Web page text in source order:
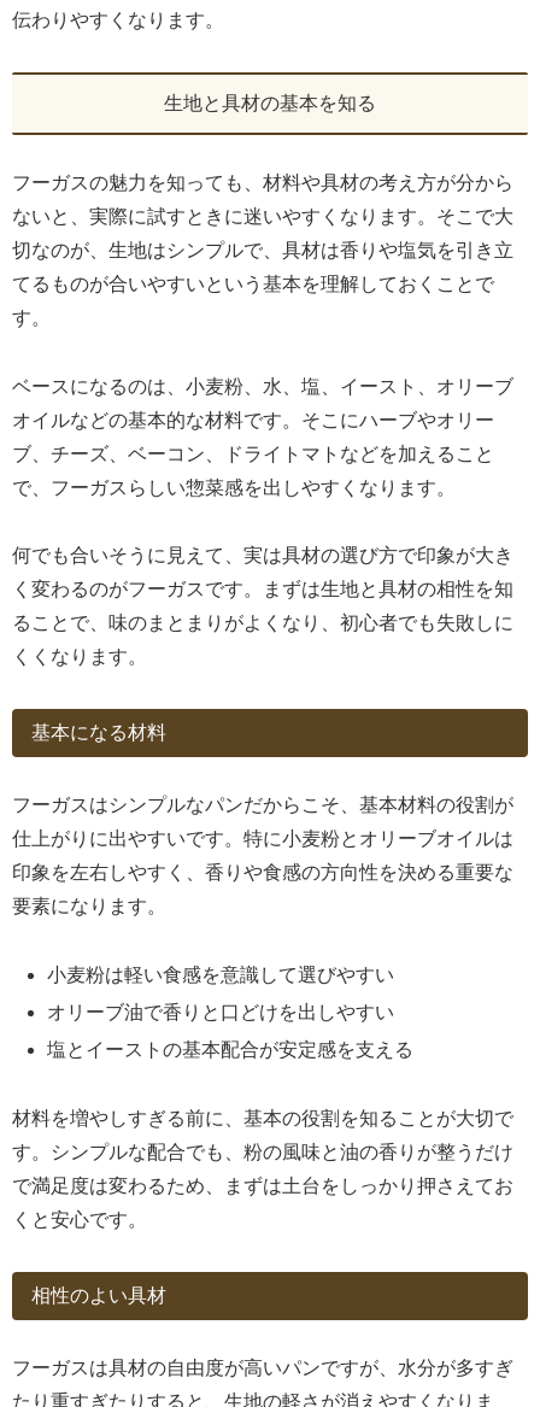
伝わりやすくなります。
生地と具材の基本を知る
フーガスの魅力を知っても、材料や具材の考え方が分から
ないと、実際に試すときに迷いやすくなります。そこで大
切なのが、生地はシンプルで、具材は香りや塩気を引き立
てるものが合いやすいという基本を理解しておくことで
す。
ベースになるのは、小麦粉、水、塩、イースト、オリーブ
オイルなどの基本的な材料です。そこにハーブやオリー
ブ、チーズ、ベーコン、ドライトマトなどを加えること
で、フーガスらしい惣菜感を出しやすくなります。
何でも合いそうに見えて、実は具材の選び方で印象が大き
く変わるのがフーガスです。まずは生地と具材の相性を知
ることで、味のまとまりがよくなり、初心者でも失敗しに
くくなります。
基本になる材料
フーガスはシンプルなパンだからこそ、基本材料の役割が
仕上がりに出やすいです。特に小麦粉とオリーブオイルは
印象を左右しやすく、香りや食感の方向性を決める重要な
要素になります。
小麦粉は軽い食感を意識して選びやすい
オリーブ油で香りと口どけを出しやすい
塩とイーストの基本配合が安定感を支える
材料を増やしすぎる前に、基本の役割を知ることが大切で
す。シンプルな配合でも、粉の風味と油の香りが整うだけ
で満足度は変わるため、まずは土台をしっかり押さえてお
くと安心です。
相性のよい具材
フーガスは具材の自由度が高いパンですが、水分が多すぎ
たり重すぎたりすると、生地の軽さが消えやすくなりま